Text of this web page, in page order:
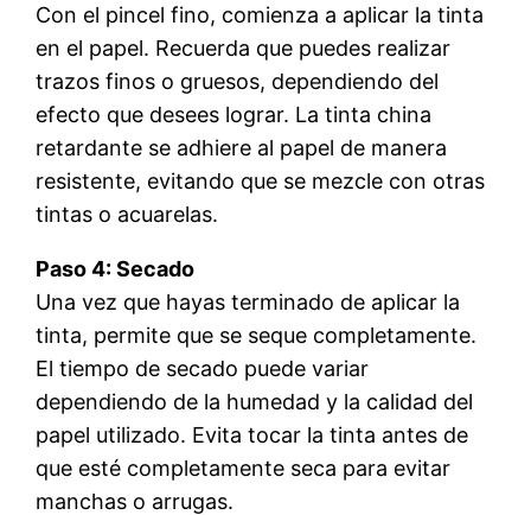
Con el pincel fino, comienza a aplicar la tinta
en el papel. Recuerda que puedes realizar
trazos finos o gruesos, dependiendo del
efecto que desees lograr. La tinta china
retardante se adhiere al papel de manera
resistente, evitando que se mezcle con otras
tintas o acuarelas.
Paso 4: Secado
Una vez que hayas terminado de aplicar la
tinta, permite que se seque completamente.
El tiempo de secado puede variar
dependiendo de la humedad y la calidad del
papel utilizado. Evita tocar la tinta antes de
que esté completamente seca para evitar
manchas o arrugas.